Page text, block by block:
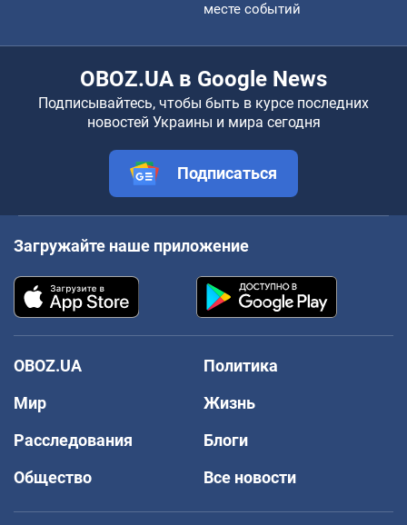
месте событий
OBOZ.UA в Google News
Подписывайтесь, чтобы быть в курсе последних
новостей Украины и мира сегодня
Подписаться
Загружайте наше приложение
OBOZ.UA
Политика
Мир
Жизнь
Расследования
Блоги
Общество
Все новости